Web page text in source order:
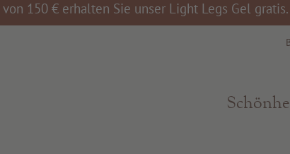
150 € erhalten Sie unser Light Legs Gel